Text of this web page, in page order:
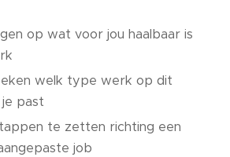
op wat voor jou haalbaar is
welk type werk op dit
past
te zetten richting een
job